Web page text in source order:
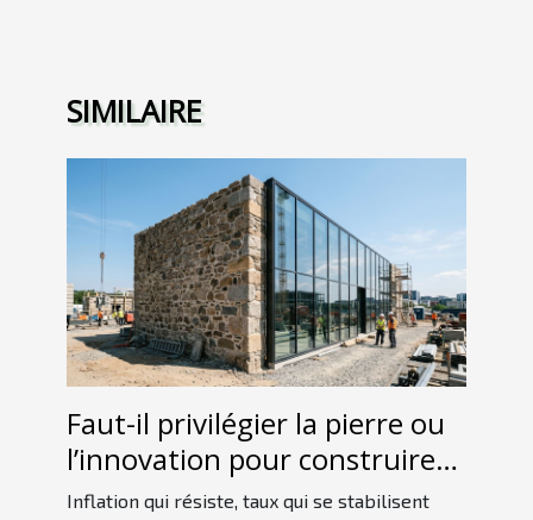
SIMILAIRE
Faut-il privilégier la pierre ou
l’innovation pour construire
un patrimoine ?
Inflation qui résiste, taux qui se stabilisent